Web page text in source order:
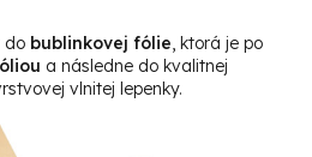
do bublinkovej fólie, ktorá je po
a následne do kvalitnej
vlnitej lepenky.